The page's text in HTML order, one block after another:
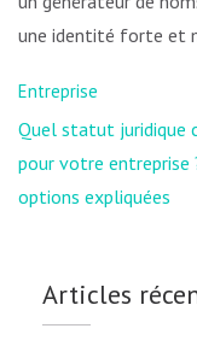
une identité forte et
Entreprise
Navigation
de
l’article
Quel statut juridique
pour votre entreprise
options expliquées
Articles